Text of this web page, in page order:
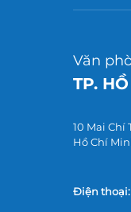
Văn
TP.
10 Mai Chí
Hồ Chí
Điện thoại: